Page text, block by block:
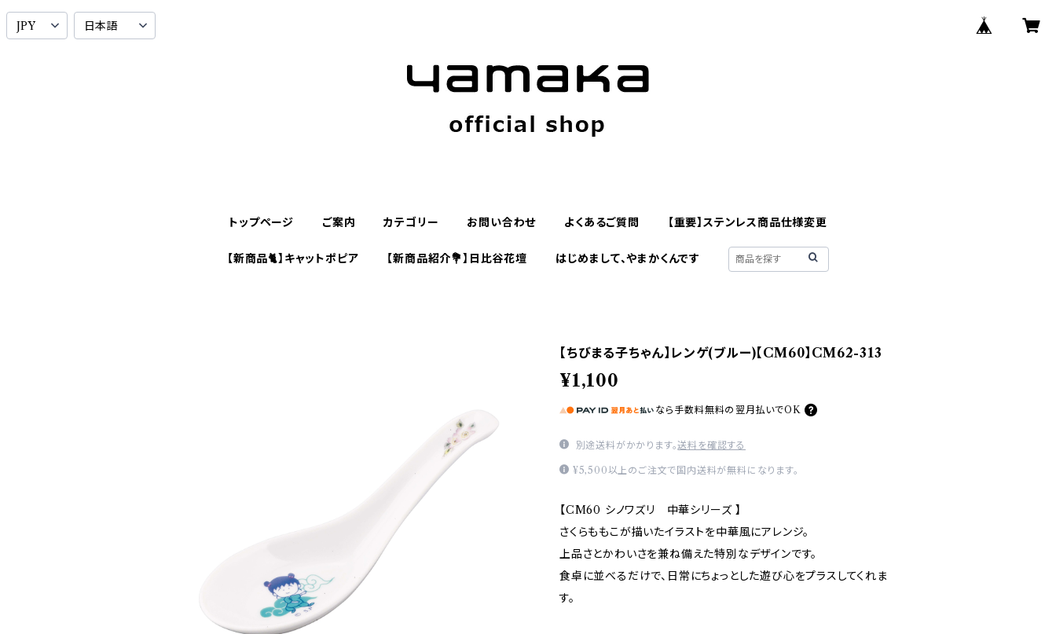
トップページ ご案内 カテゴリー お問い合わせ よくあるご質問 【重要】ステンレス商品仕様変更
【新商品🐈】キャットポピア 【新商品紹介💐】日比谷花壇 はじめまして、やまかくんです
【ちびまる子ちゃん】レンゲ(ブルー)【CM60】CM62-313
¥1,100
なら 手数料無料の 翌月払いでOK
別途送料がかかります。送料を確認する
¥5,500以上のご注文で国内送料が無料になります。
【CM60 シノワズリ 中華シリーズ 】
さくらももこが描いたイラストを中華風にアレンジ。
上品さとかわいさを兼ね備えた特別なデザインです。
食卓に並べるだけで、日常にちょっとした遊び心をプラスしてくれま
す。